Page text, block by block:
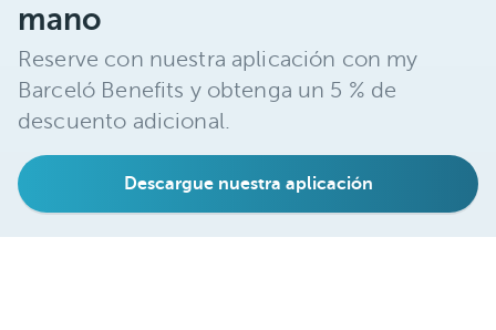
mano
Reserve con nuestra aplicación con my
Barceló Benefits y obtenga un 5 % de
descuento adicional.
Descargue nuestra aplicación